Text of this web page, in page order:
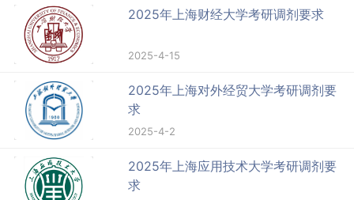
2025年上海财经大学考研调剂要求
2025-4-15
2025年上海对外经贸大学考研调剂要
求
2025-4-2
2025年上海应用技术大学考研调剂要
求